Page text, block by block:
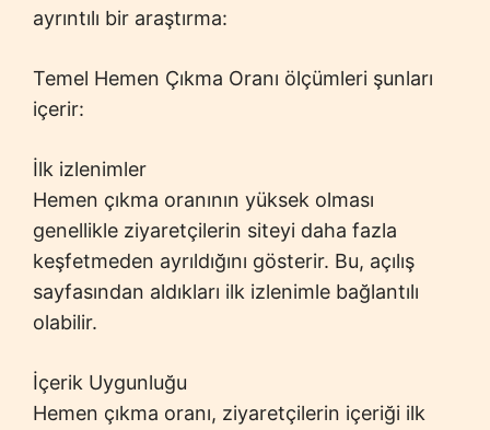
ayrıntılı bir araştırma:
Temel Hemen Çıkma Oranı ölçümleri şunları
içerir:
İlk izlenimler
Hemen çıkma oranının yüksek olması
genellikle ziyaretçilerin siteyi daha fazla
keşfetmeden ayrıldığını gösterir. Bu, açılış
sayfasından aldıkları ilk izlenimle bağlantılı
olabilir.
İçerik Uygunluğu
Hemen çıkma oranı, ziyaretçilerin içeriği ilk